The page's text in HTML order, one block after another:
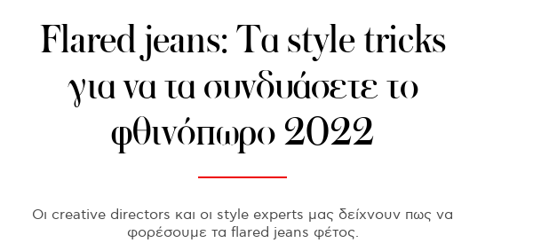
Flared jeans: Τα style tricks
για να τα συνδυάσετε το
φθινόπωρο 2022
Οι creative directors και οι style experts μας δείχνουν πως να
φορέσουμε τα flared jeans φέτος.